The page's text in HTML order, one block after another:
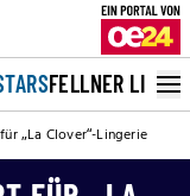
FELLNER LIVE
„La Clover“-Lingerie